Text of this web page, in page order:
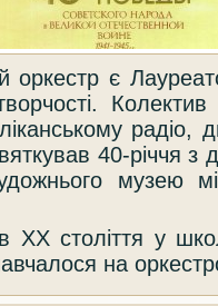
оркестр є
радіо,
40-річчя з
музею
ХХ століття у
на